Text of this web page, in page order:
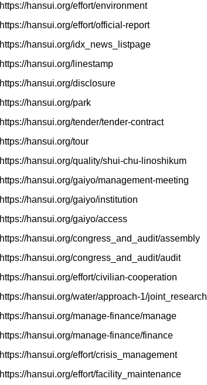
https://hansui.org/effort/environment
https://hansui.org/effort/official-report
https://hansui.org/idx_news_listpage
https://hansui.org/linestamp
https://hansui.org/disclosure
https://hansui.org/park
https://hansui.org/tender/tender-contract
https://hansui.org/tour
https://hansui.org/quality/shui-chu-linoshikum
https://hansui.org/gaiyo/management-meeting
https://hansui.org/gaiyo/institution
https://hansui.org/gaiyo/access
https://hansui.org/congress_and_audit/assembly
https://hansui.org/congress_and_audit/audit
https://hansui.org/effort/civilian-cooperation
https://hansui.org/water/approach-1/joint_research
https://hansui.org/manage-finance/manage
https://hansui.org/manage-finance/finance
https://hansui.org/effort/crisis_management
https://hansui.org/effort/facility_maintenance